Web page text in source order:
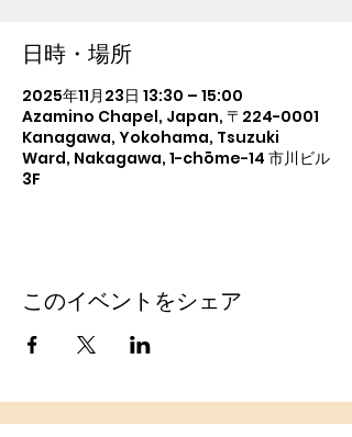
日時・場所
2025年11月23日 13:30 – 15:00
Azamino Chapel, Japan, 〒224-0001
Kanagawa, Yokohama, Tsuzuki
Ward, Nakagawa, 1-chōme−14 市川ビル
3F
このイベントをシェア